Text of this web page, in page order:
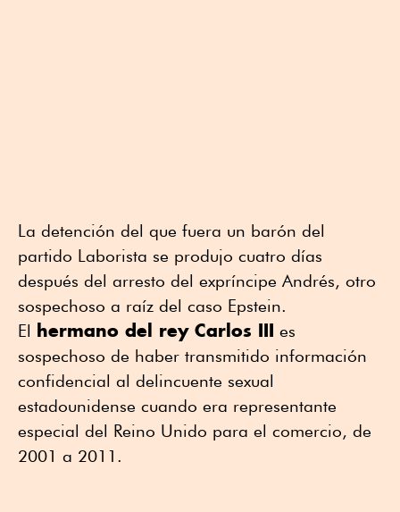
La detención del que fuera un barón del
partido Laborista se produjo cuatro días
después del arresto del expríncipe Andrés, otro
sospechoso a raíz del caso Epstein.
El hermano del rey Carlos III es
sospechoso de haber transmitido información
confidencial al delincuente sexual
estadounidense cuando era representante
especial del Reino Unido para el comercio, de
2001 a 2011.